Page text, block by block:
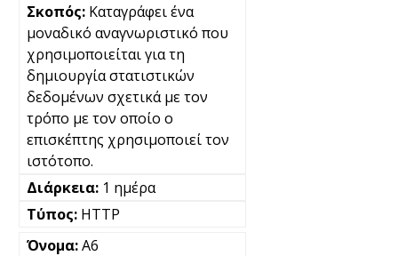
Καταγράφει ένα
μοναδικό αναγνωριστικό που
χρησιμοποιείται για τη
δημιουργία στατιστικών
δεδομένων σχετικά με τον
τρόπο με τον οποίο ο
επισκέπτης χρησιμοποιεί τον
ιστότοπο.
1 ημέρα
HTTP
A6